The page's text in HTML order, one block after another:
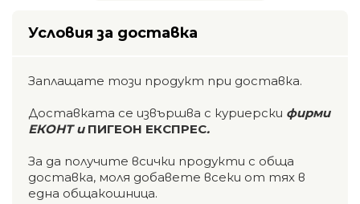
Условия за доставка
Заплащате този продукт при доставка.
Доставката се извършва с куриерски фирми
ЕКОНТ и ПИГЕОН ЕКСПРЕС.
За да получите всички продукти с обща
доставка, моля добавете всеки от тях в
една общакошница.